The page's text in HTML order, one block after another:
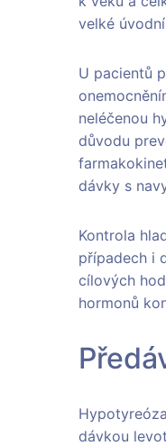
velké
U pacientů
neléčenou
důvodu
dávky s
Kontrola
případech i
cílových
hormonů
dávkou